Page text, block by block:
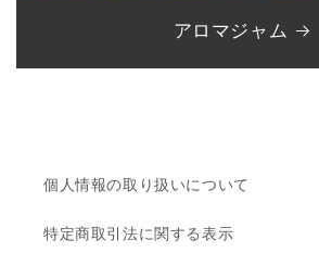
アロマジャム
個人情報の取り扱いについて
特定商取引法に関する表示